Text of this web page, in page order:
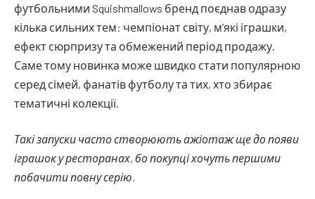
футбольними Squishmallows бренд поєднав одразу
кілька сильних тем: чемпіонат світу, м’які іграшки,
ефект сюрпризу та обмежений період продажу.
Саме тому новинка може швидко стати популярною
серед сімей, фанатів футболу та тих, хто збирає
тематичні колекції.
Такі запуски часто створюють ажіотаж ще до появи
іграшок у ресторанах, бо покупці хочуть першими
побачити повну серію.